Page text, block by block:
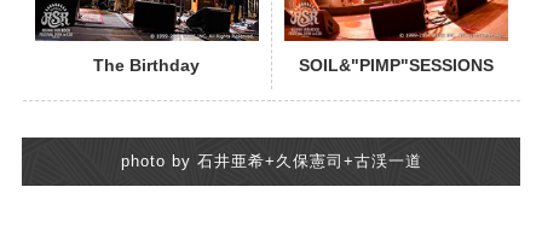
The Birthday SOIL&"PIMP"SESSIONS
photo by 石井亜希+久保憲司+古渓一道